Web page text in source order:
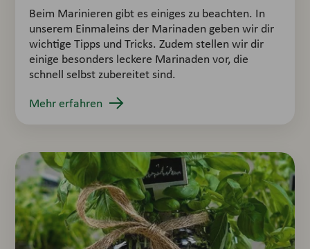
Beim Marinieren gibt es einiges zu beachten. In
unserem Einmaleins der Marinaden geben wir dir
wichtige Tipps und Tricks. Zudem stellen wir dir
einige besonders leckere Marinaden vor, die
schnell selbst zubereitet sind.
Mehr erfahren